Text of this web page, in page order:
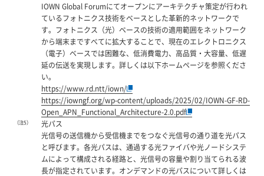
IOWN Global Forumにてオープンにアーキテクチャ策定が行われ
ているフォトニクス技術をベースとした革新的ネットワークで
す。フォトニクス（光）ベースの技術の適用範囲をネットワーク
から端末まですべてに拡大することで、現在のエレクトロニクス
（電子）ベースでは困難な、低消費電力、高品質・大容量、低遅
延の伝送を実現します。詳しくは以下ホームページを参照くださ
い。
https://www.rd.ntt/iown/
https://iowngf.org/wp-content/uploads/2025/02/IOWN-GF-RD-
Open_APN_Functional_Architecture-2.0.pdf
（注5）
光パス
光信号の送信機から受信機までをつなぐ光信号の通り道を光パス
と呼びます。各光パスは、通過する光ファイバや光ノードシステ
ムによって構成される経路と、光信号の容量や割り当てられる波
長が指定されています。オンデマンドの光パスについて詳しくは